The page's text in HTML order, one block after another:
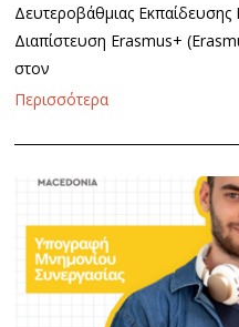
Δευτεροβάθμιας
Διαπίστευση Erasmus+
στον
Περισσότερα